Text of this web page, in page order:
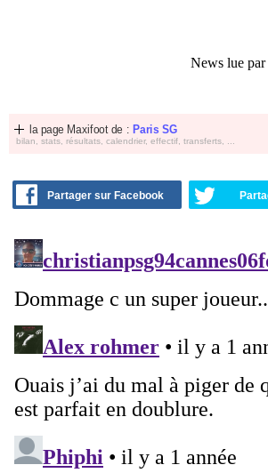
News lue par
la page Maxifoot de : Paris SG
bilan, stats, résultats, calendrier, effectif, transferts, ...
Partager sur Facebook